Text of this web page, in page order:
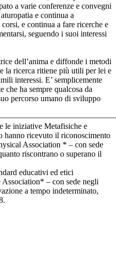
a varie conferenze e convegni
e continua a
e continua a fare ricerche e
seguendo i suoi interessi
dell’anima e diffonde i metodi
la ricerca ritiene più utili per lei e
interessi. E’ semplicemente
ha sempre qualcosa da
percorso umano di sviluppo
le iniziative Metafisiche e
hanno ricevuto il riconoscimento
Association * – con sede
riscontrano o superano il
educativi ed etici
– con sede negli
a tempo indeterminato,